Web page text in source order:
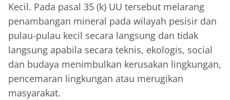
Kecil. Pada pasal 35 (k) UU tersebut melarang
penambangan mineral pada wilayah pesisir dan
pulau-pulau kecil secara langsung dan tidak
langsung apabila secara teknis, ekologis, social
dan budaya menimbulkan kerusakan lingkungan,
pencemaran lingkungan atau merugikan
masyarakat.